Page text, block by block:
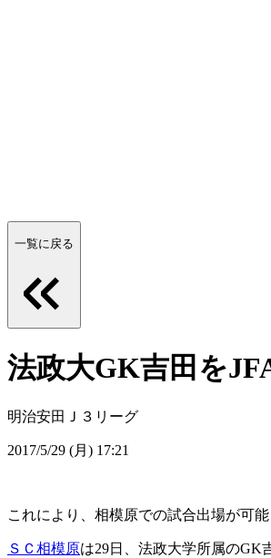
一覧に戻る
法政大GK吉田を
明治安田Ｊ３リーグ
2017/5/29 (月) 17:21
これにより、相模原での試合出場が可能
ＳＣ相模原は29日、法政大学所属のGK